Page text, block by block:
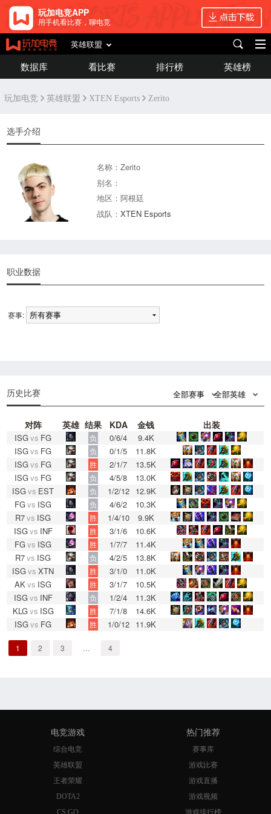
玩加电竞APP
用手机看比赛，聊电竞
英雄联盟
数据库 看比赛 排行榜 英雄榜
玩加电竞 英雄联盟 XTEN Esports Zerito
选手介绍
名称：Zerito
别名：
地区：阿根廷
战队：XTEN Esports
职业数据
赛事:
历史比赛 全部赛事 全部英雄
对阵 英雄 结果 KDA 金钱 出装
ISGvs FG 负 0/6/4
9.4K
ISGvs FG 负 0/1/5
11.8K
ISGvs FG 胜 2/1/7
13.5K
ISGvs FG 负 4/5/8
13.0K
ISGvs EST 负 1/2/12 12.9K
FGvs ISG 负 4/6/2
10.3K
R7vs ISG 胜 1/4/10
9.9K
ISGvs INF 胜 3/1/6
10.6K
FGvs ISG 胜 1/7/7
11.4K
R7vs ISG 负 4/2/5
13.8K
ISGvs XTN 胜 3/1/0
11.0K
AKvs ISG 胜 3/1/7
10.5K
ISGvs INF 负 1/2/4
11.3K
KLGvs ISG 胜 7/1/8
14.6K
ISGvs FG 胜 1/0/12 11.9K
1 2 3 4
电竞游戏
综合电竞
英雄联盟
王者荣耀
DOTA2
CS:GO
热门推荐
赛事库
游戏比赛
游戏直播
游戏视频
游戏排行榜